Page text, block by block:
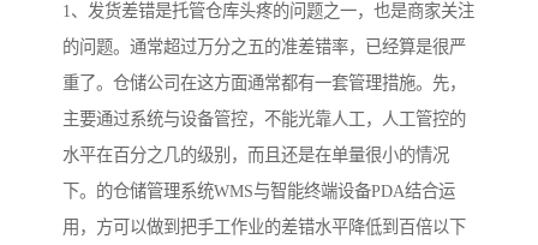
1、发货差错是托管仓库头疼的问题之一，也是商家关注
的问题。通常超过万分之五的准差错率，已经算是很严
重了。仓储公司在这方面通常都有一套管理措施。先，
主要通过系统与设备管控，不能光靠人工，人工管控的
水平在百分之几的级别，而且还是在单量很小的情况
下。的仓储管理系统WMS与智能终端设备PDA结合运
用，方可以做到把手工作业的差错水平降低到百倍以下